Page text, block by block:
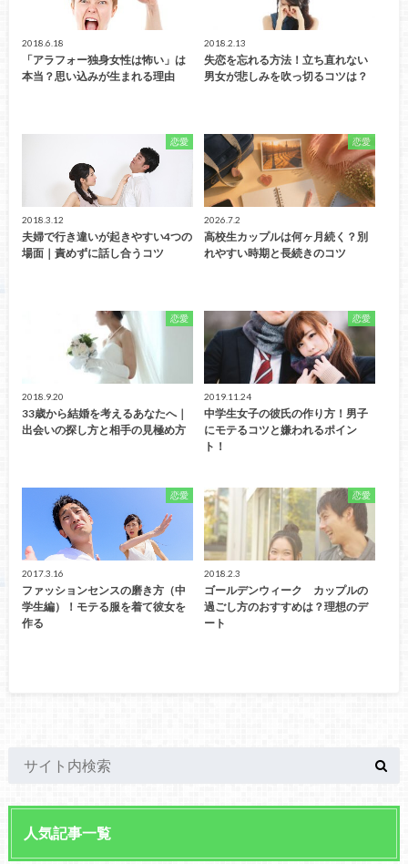
2018.6.18
「アラフォー独身女性は怖い」は
本当？思い込みが生まれる理由
2018.2.13
失恋を忘れる方法！立ち直れない
男女が悲しみを吹っ切るコツは？
恋愛
2018.3.12
夫婦で行き違いが起きやすい4つの
場面｜責めずに話し合うコツ
恋愛
2026.7.2
高校生カップルは何ヶ月続く？別
れやすい時期と長続きのコツ
恋愛
2018.9.20
33歳から結婚を考えるあなたへ｜
出会いの探し方と相手の見極め方
恋愛
2019.11.24
中学生女子の彼氏の作り方！男子
にモテるコツと嫌われるポイン
ト！
恋愛
2017.3.16
ファッションセンスの磨き方（中
学生編）！モテる服を着て彼女を
作る
恋愛
2018.2.3
ゴールデンウィーク カップルの
過ごし方のおすすめは？理想のデ
ート
人気記事一覧